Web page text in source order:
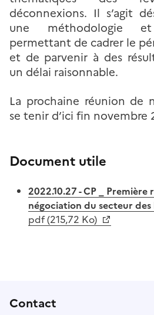
Document utile
2022.10.27 - CP _ Première
négociation du secteur
pdf (215,72 Ko)
déconnexions. Il s’agit
une méthodologie
permettant de cadrer le
et de parvenir à des
un délai raisonnable.
La prochaine réunion de
se tenir d’ici fin novembre
Contact